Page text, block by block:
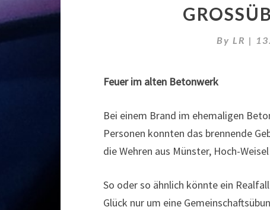
By LR |
Feuer im alten Betonwerk
Bei einem Brand im ehemaligen
Personen konnten das brennende
die Wehren aus Münster, Hoch-
So oder so ähnlich könnte ein
Glück nur um eine